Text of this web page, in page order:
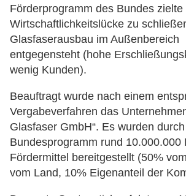
Förderprogramm des Bundes
Wirtschaftlichkeitslücke zu
Glasfaserausbau im Außenbereich
entgegensteht (hohe
wenig Kunden).
Beauftragt wurde nach einem
Vergabeverfahren das
Glasfaser GmbH“. Es wurden
Bundesprogramm rund 10.000.000
Fördermittel bereitgestellt (50%
vom Land, 10% Eigenanteil der